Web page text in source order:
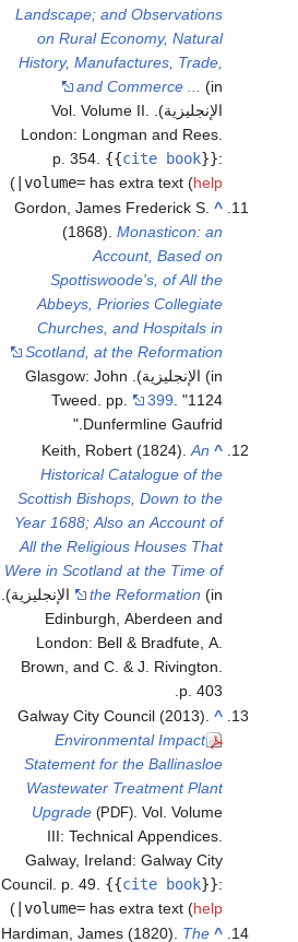
Landscape; and Observations
on Rural Economy, Natural
History, Manufactures, Trade,
and Commerce ...
(in
الإنجليزية). Vol. Volume II.
London: Longman and Rees.
p. 354. {{cite book}}:
|volume= has extra text (help
)
^
Gordon, James Frederick S.
(1868).Monasticon: an
Account, Based on
Spottiswoode's, of All the
Abbeys, Priories Collegiate
Churches, and Hospitals in
Scotland, at the Reformation
(in الإنجليزية). Glasgow: John
Tweed. pp.
399. 1124
Dunfermline Gaufrid.
^
Keith, Robert (1824).An
Historical Catalogue of the
Scottish Bishops, Down to the
Year 1688; Also an Account of
All the Religious Houses That
Were in Scotland at the Time of
the Reformation
(in الإنجليزية).
Edinburgh, Aberdeen and
London: Bell & Bradfute, A.
Brown, and C. & J. Rivington.
p. 403.
^
Galway City Council (2013).
Environmental Impact
Statement for the Ballinasloe
Wastewater Treatment Plant
Upgrade (PDF) . Vol. Volume
III: Technical Appendices.
Galway, Ireland: Galway City
Council. p. 49. {{cite book}}:
|volume= has extra text (help
)
^
Hardiman, James (1820). The